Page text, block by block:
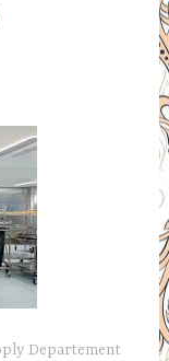
Departement